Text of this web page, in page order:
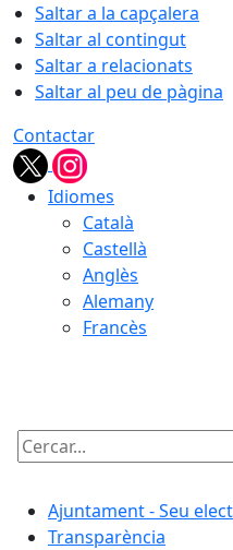
Saltar a la capçalera
Saltar al contingut
Saltar a relacionats
Saltar al peu de pàgina
Contactar
Idiomes
Català
Castellà
Anglès
Alemany
Francès
Cercar:
Ajuntament - Seu
Transparència